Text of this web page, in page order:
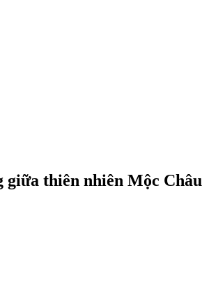
thiên nhiên Mộc Châu